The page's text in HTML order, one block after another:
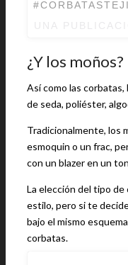
¿Y los moños?
Así como las
de seda, poliéster,
Tradicionalmente, los
esmoquin o un frac,
con un blazer en un
La elección del tipo
estilo, pero si te
bajo el mismo
corbatas.